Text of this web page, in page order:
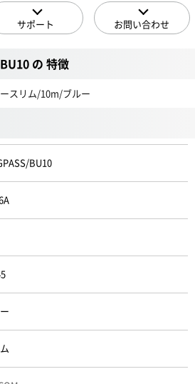
サポート お問い合わせ
の 特徴
スリム/10m/ブルー
BU10